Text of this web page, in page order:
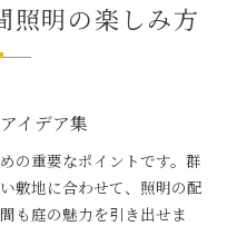
照明の楽しみ方
イデア集
の重要なポイントです。群
敷地に合わせて、照明の配
も庭の魅力を引き出せま